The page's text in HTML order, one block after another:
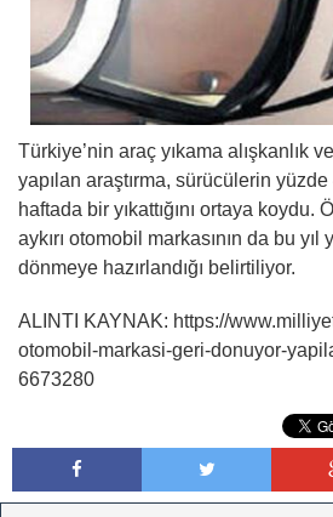
Türkiye’nin araç yıkama alışkanlık
yapılan araştırma, sürücülerin yüzde
haftada bir yıkattığını ortaya koydu.
aykırı otomobil markasının da bu
dönmeye hazırlandığı belirtiliyor.
ALINTI KAYNAK: https://
otomobil-markasi-geri-donuyor-
6673280